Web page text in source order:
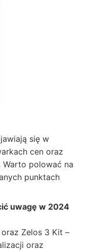
się w
cen oraz
polować na
punktach
uwagę w 2024
Zelos 3 Kit –
oraz